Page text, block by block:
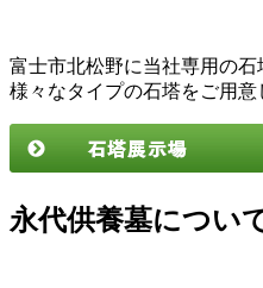
富士市北松野に当社専用の石
様々なタイプの石塔をご用意
永代供養墓につい